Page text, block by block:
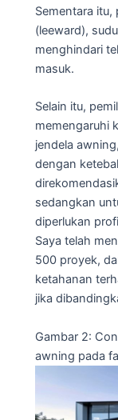
Sementara
(leeward),
menghindari
masuk.
Selain itu,
memengaruhi
jendela
dengan
sedangkan
diperlukan
Saya telah
500 proyek,
ketahanan
jika
Gambar 2:
awning pada